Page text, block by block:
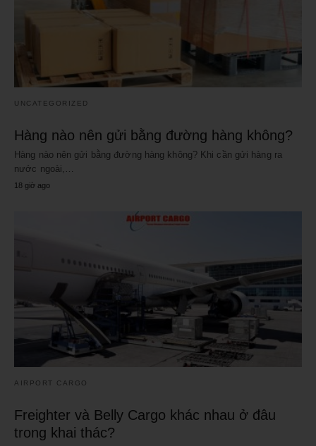
UNCATEGORIZED
Hàng nào nên gửi bằng đường hàng không?
Hàng nào nên gửi bằng đường hàng không? Khi cần gửi hàng ra
nước ngoài,…
18 giờ ago
AIRPORT CARGO
Freighter và Belly Cargo khác nhau ở đâu
trong khai thác?